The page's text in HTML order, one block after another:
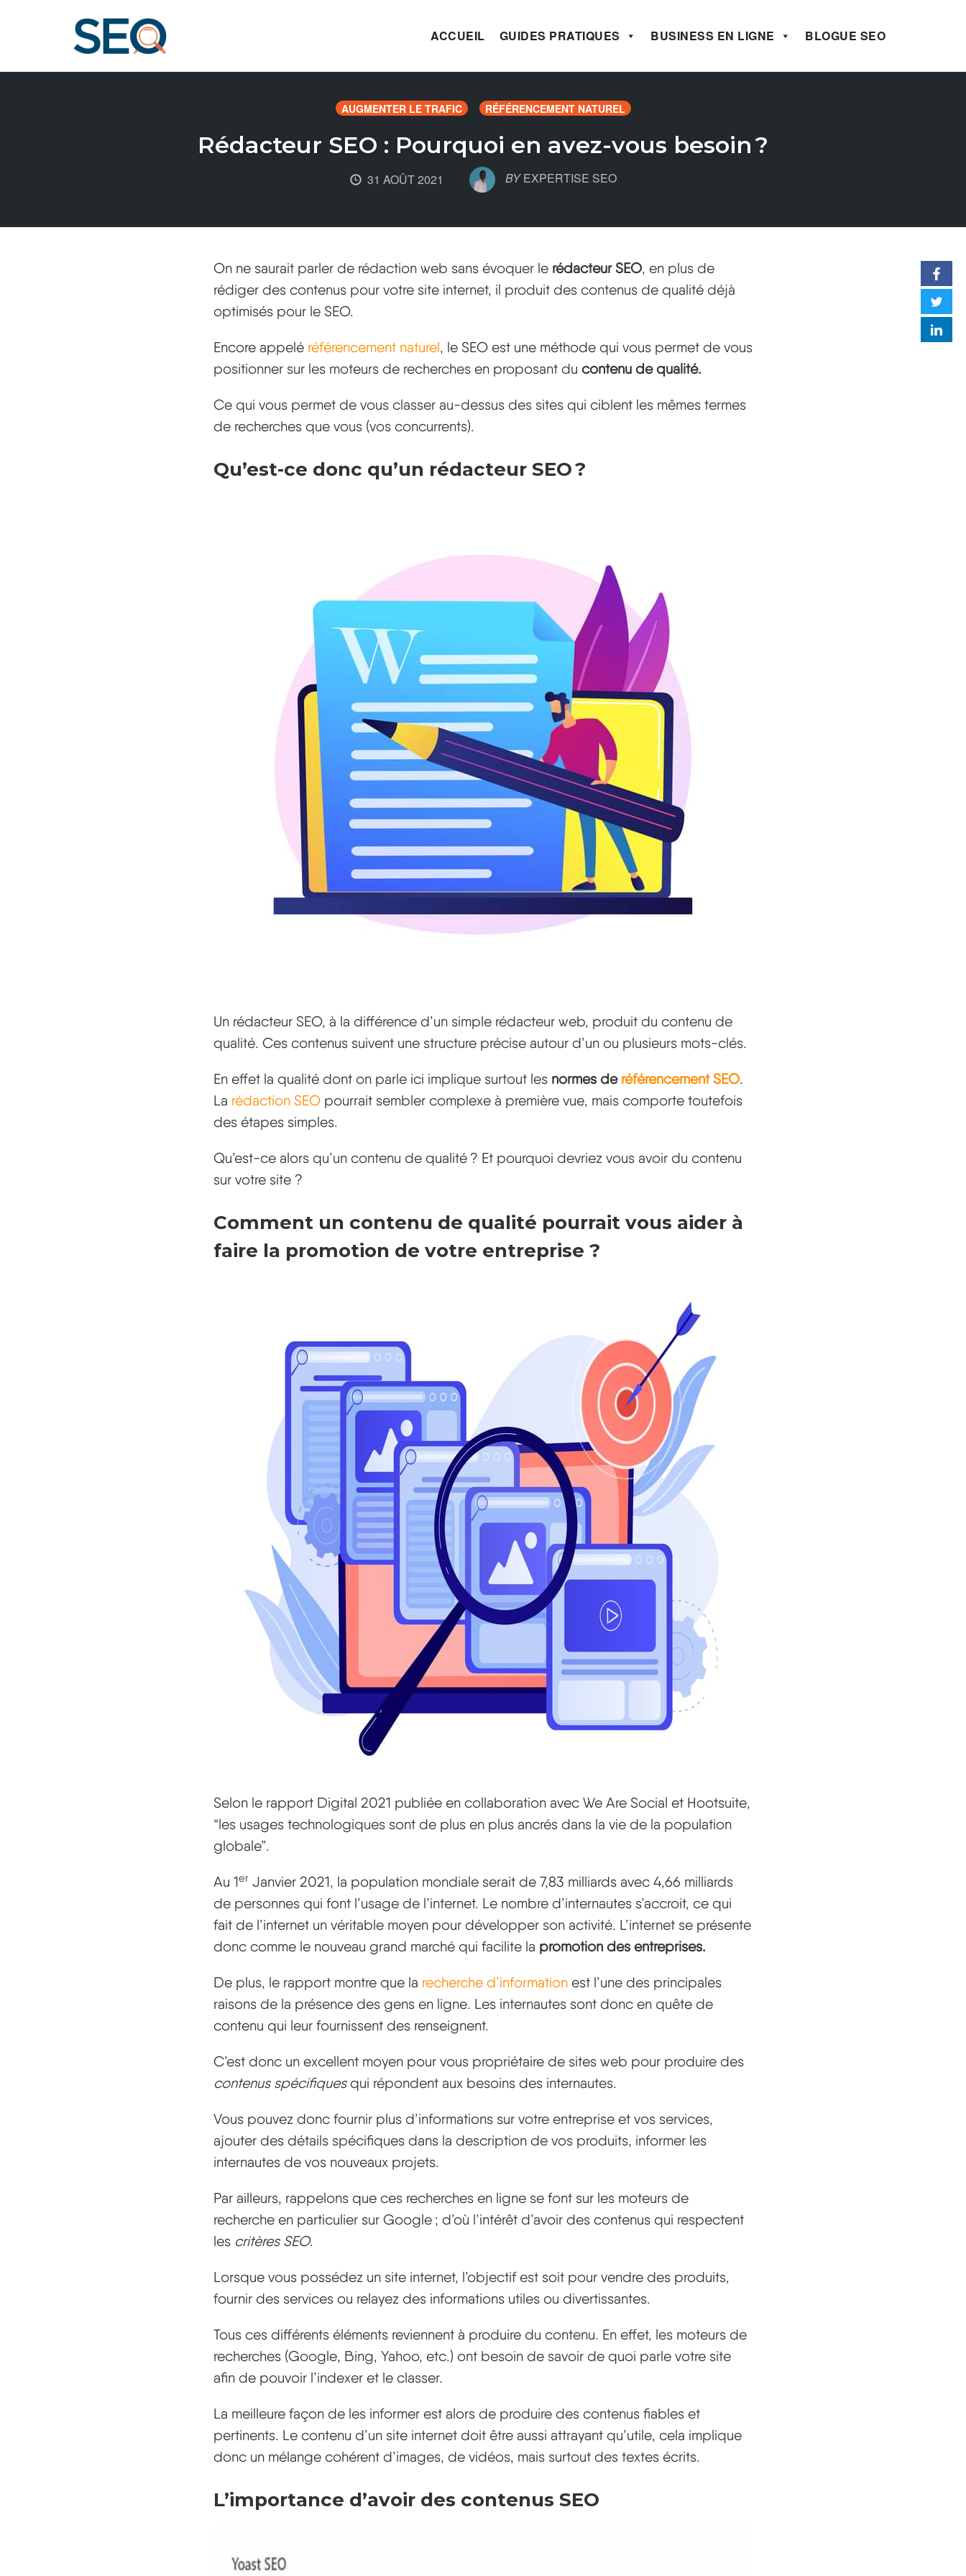
ACCUEIL GUIDES PRATIQUES BUSINESS EN LIGNE BLOGUE SEO
AUGMENTER LE TRAFIC RÉFÉRENCEMENT NATUREL
Rédacteur SEO : Pourquoi en avez-vous besoin ?
31 AOÛT 2021 BY EXPERTISE SEO
On ne saurait parler de rédaction web sans évoquer le rédacteur SEO, en plus de
rédiger des contenus pour votre site internet, il produit des contenus de qualité déjà
optimisés pour le SEO.
Encore appelé référencement naturel, le SEO est une méthode qui vous permet de vous
positionner sur les moteurs de recherches en proposant du contenu de qualité.
Ce qui vous permet de vous classer au-dessus des sites qui ciblent les mêmes termes
de recherches que vous (vos concurrents).
Qu’est-ce donc qu’un rédacteur SEO ?
Un rédacteur SEO, à la différence d’un simple rédacteur web, produit du contenu de
qualité. Ces contenus suivent une structure précise autour d’un ou plusieurs mots-clés.
En effet la qualité dont on parle ici implique surtout les normes de référencement SEO.
La rédaction SEO pourrait sembler complexe à première vue, mais comporte toutefois
des étapes simples.
Qu’est-ce alors qu’un contenu de qualité ? Et pourquoi devriez vous avoir du contenu
sur votre site ?
Comment un contenu de qualité pourrait vous aider à
faire la promotion de votre entreprise ?
Selon le rapport Digital 2021 publiée en collaboration avec We Are Social et Hootsuite,
“les usages technologiques sont de plus en plus ancrés dans la vie de la population
globale”.
Au 1er Janvier 2021, la population mondiale serait de 7,83 milliards avec 4,66 milliards
de personnes qui font l’usage de l’internet. Le nombre d’internautes s’accroit, ce qui
fait de l’internet un véritable moyen pour développer son activité. L’internet se présente
donc comme le nouveau grand marché qui facilite la promotion des entreprises.
De plus, le rapport montre que la recherche d’information est l’une des principales
raisons de la présence des gens en ligne. Les internautes sont donc en quête de
contenu qui leur fournissent des renseignent.
C’est donc un excellent moyen pour vous propriétaire de sites web pour produire des
contenus spécifiquesqui répondent aux besoins des internautes.
Vous pouvez donc fournir plus d’informations sur votre entreprise et vos services,
ajouter des détails spécifiques dans la description de vos produits, informer les
internautes de vos nouveaux projets.
Par ailleurs, rappelons que ces recherches en ligne se font sur les moteurs de
recherche en particulier sur Google ; d’où l’intérêt d’avoir des contenus qui respectent
les critères SEO.
Lorsque vous possédez un site internet, l’objectif est soit pour vendre des produits,
fournir des services ou relayez des informations utiles ou divertissantes.
Tous ces différents éléments reviennent à produire du contenu. En effet, les moteurs de
recherches (Google, Bing, Yahoo, etc.) ont besoin de savoir de quoi parle votre site
afin de pouvoir l’indexer et le classer.
La meilleure façon de les informer est alors de produire des contenus fiables et
pertinents. Le contenu d’un site internet doit être aussi attrayant qu’utile, cela implique
donc un mélange cohérent d’images, de vidéos, mais surtout des textes écrits.
L’importance d’avoir des contenus SEO